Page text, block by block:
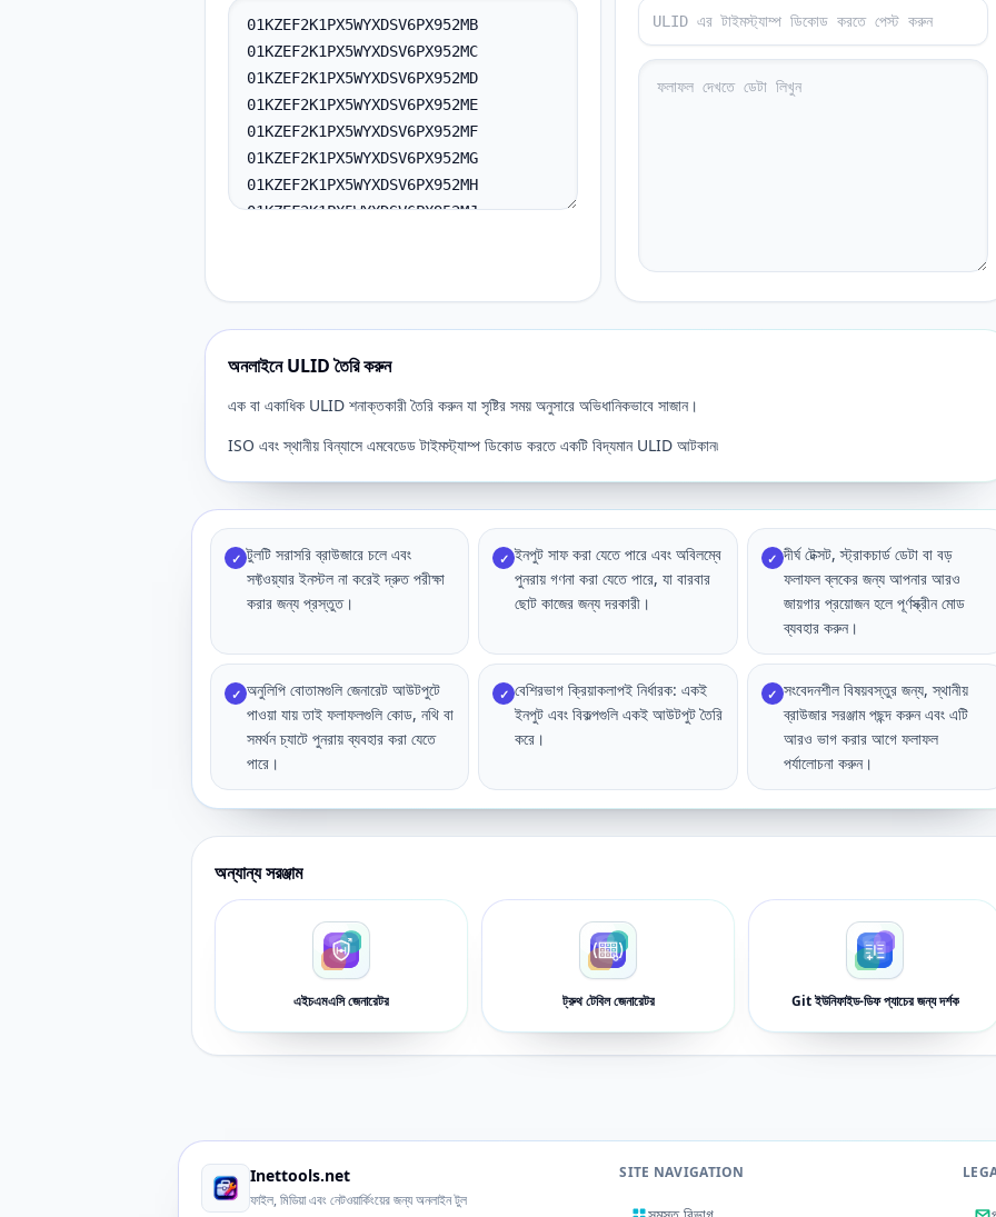
অনলাইনে ULID তৈরি করুন
এক বা একাধিক ULID শনাক্তকারী তৈরি করুন যা সৃষ্টির সময় অনুসারে অভিধানিকভাবে সাজান।
ISO এবং স্থানীয় বিন্যাসে এমবেডেড টাইমস্ট্যাম্প ডিকোড করতে একটি বিদ্যমান ULID আটকান৷
✓ টুলটি সরাসরি ব্রাউজারে চলে এবং
সফ্টওয়্যার ইনস্টল না করেই দ্রুত পরীক্ষা
করার জন্য প্রস্তুত।
✓ ইনপুট সাফ করা যেতে পারে এবং অবিলম্বে
পুনরায় গণনা করা যেতে পারে, যা বারবার
ছোট কাজের জন্য দরকারী।
✓ দীর্ঘ টেক্সট, স্ট্রাকচার্ড ডেটা বা বড়
ফলাফল ব্লকের জন্য আপনার আরও
জায়গার প্রয়োজন হলে পূর্ণস্ক্রীন মোড
ব্যবহার করুন।
✓ অনুলিপি বোতামগুলি জেনারেট আউটপুটে
পাওয়া যায় তাই ফলাফলগুলি কোড, নথি বা
সমর্থন চ্যাটে পুনরায় ব্যবহার করা যেতে
পারে।
✓ বেশিরভাগ ক্রিয়াকলাপই নির্ধারক: একই
ইনপুট এবং বিকল্পগুলি একই আউটপুট তৈরি
করে।
✓ সংবেদনশীল বিষয়বস্তুর জন্য, স্থানীয়
ব্রাউজার সরঞ্জাম পছন্দ করুন এবং এটি
আরও ভাগ করার আগে ফলাফল
পর্যালোচনা করুন।
অন্যান্য সরঞ্জাম
এইচএমএসি জেনারেটর ট্রুথ টেবিল জেনারেটর Git ইউনিফাইড-ডিফ প্যাচের জন্য দর্শক
Inettools.net
ফাইল, মিডিয়া এবং নেটওয়ার্কিংয়ের জন্য অনলাইন টুল
SITE NAVIGATION